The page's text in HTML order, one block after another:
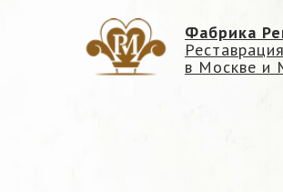
Фабрика
в Москве и